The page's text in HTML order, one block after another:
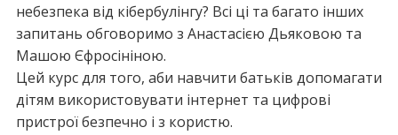
небезпека від кібербулінгу? Всі ці та багато інших
запитань обговоримо з Анастасією Дьяковою та
Машою Єфросініною.
Цей курс для того, аби навчити батьків допомагати
дітям використовувати інтернет та цифрові
пристрої безпечно і з користю.